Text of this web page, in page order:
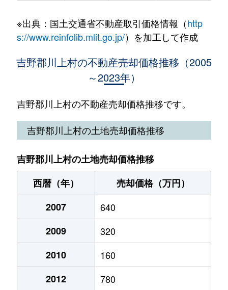
※出典：国土交通省不動産取引価格情報（http
s://www.reinfolib.mlit.go.jp/）を加工して作成
吉野郡川上村の不動産売却価格推移（2005
～2023年）
吉野郡川上村の不動産売却価格推移です。
吉野郡川上村の土地売却価格推移
吉野郡川上村の土地売却価格推移
西暦（年）
売却価格（万円）
2007
640
2009
320
2010
160
2012
780